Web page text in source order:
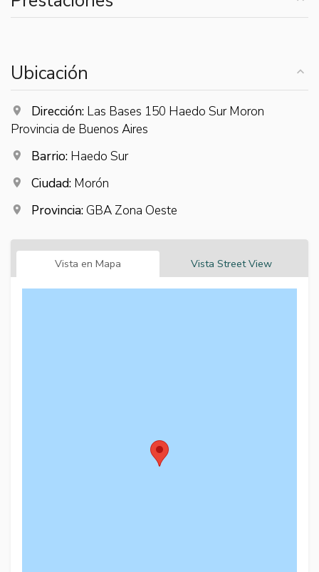
Ubicación
Dirección: Las Bases 150 Haedo Sur Moron
Provincia de Buenos Aires
Barrio: Haedo Sur
Ciudad: Morón
Provincia:GBA Zona Oeste
Vista en Mapa Vista Street View